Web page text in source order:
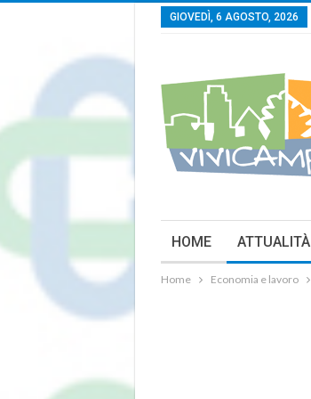
GIOVEDÌ, 6 AGOSTO, 2026
HOME ATTUALITÀ
Home Economia e lavoro